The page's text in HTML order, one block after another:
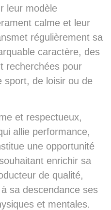
leur modèle
calme et leur
régulièrement sa
caractère, des
recherchées pour
sport, de loisir ou de
et respectueux,
allie performance,
une opportunité
enrichir sa
de qualité,
sa descendance ses
et mentales.